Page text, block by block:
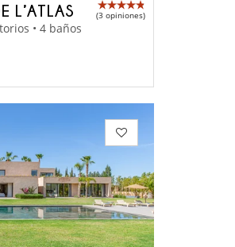
L’ATLAS (3 opiniones)
• 4 baños